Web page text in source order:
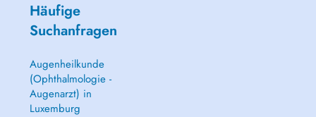
Häufige
Suchanfragen
Augenheilkunde
(Ophthalmologie -
Augenarzt) in
Luxemburg